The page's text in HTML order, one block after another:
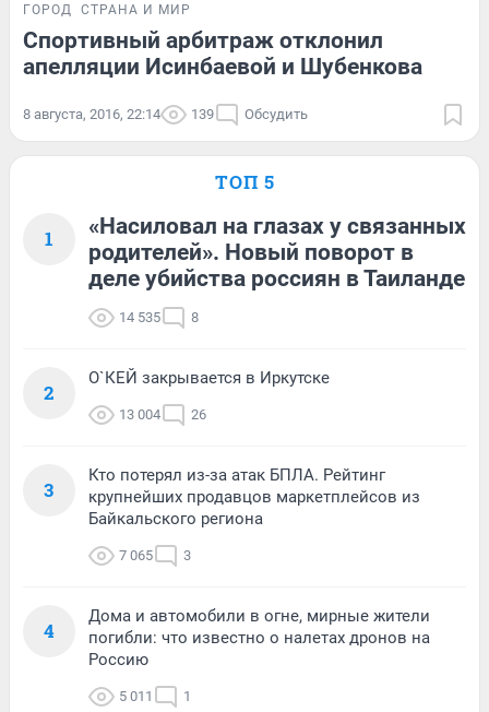
ГОРОД СТРАНА И МИР
Спортивный арбитраж отклонил
апелляции Исинбаевой и Шубенкова
8 августа, 2016, 22:14 139 Обсудить
ТОП 5
1
«Насиловал на глазах у связанных
родителей». Новый поворот в
деле убийства россиян в Таиланде
14 535 8
2
О`КЕЙ закрывается в Иркутске
13 004 26
3
Кто потерял из-за атак БПЛА. Рейтинг
крупнейших продавцов маркетплейсов из
Байкальского региона
7 065 3
4
Дома и автомобили в огне, мирные жители
погибли: что известно о налетах дронов на
Россию
5 011 1